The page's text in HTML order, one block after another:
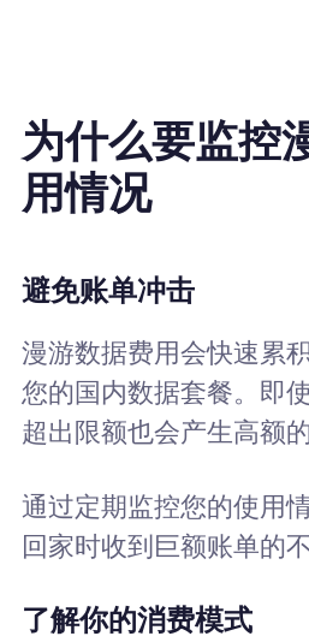
为什么要监控
用情况
避免账单冲击
漫游数据费用会快速累
您的国内数据套餐。即
超出限额也会产生高额
通过定期监控您的使用
回家时收到巨额账单的
了解你的消费模式